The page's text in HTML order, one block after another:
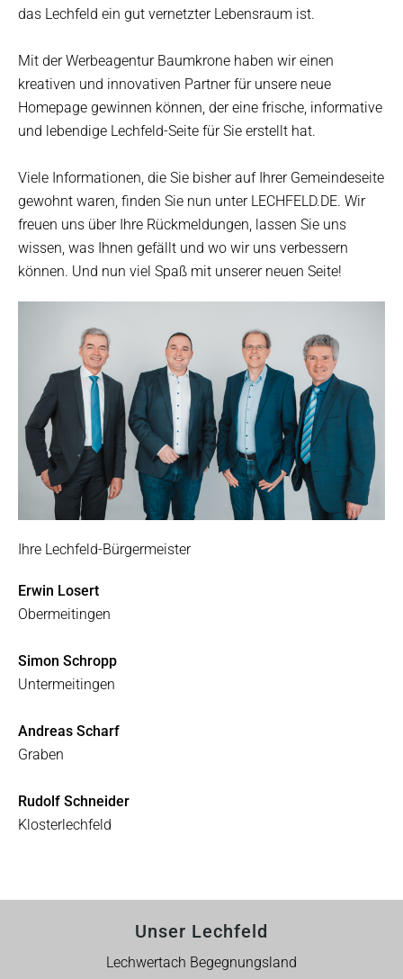
das Lechfeld ein gut vernetzter Lebensraum ist.
Mit derWerbeagentur Baumkrone haben wir einen
kreativen und innovativen Partner für unsere neue
Homepage gewinnen können, der eine frische, informative
und lebendige Lechfeld-Seite für Sie erstellt hat.
Viele Informationen, die Sie bisher auf Ihrer Gemeindeseite
gewohnt waren, finden Sie nun unter LECHFELD.DE. Wir
freuen uns über Ihre Rückmeldungen, lassen Sie uns
wissen, was Ihnen gefällt und wo wir uns verbessern
können. Und nun viel Spaß mit unserer neuen Seite!
Ihre Lechfeld-Bürgermeister
Erwin Losert
Obermeitingen
Simon Schropp
Untermeitingen
Andreas Scharf
Graben
Rudolf Schneider
Klosterlechfeld
Unser Lechfeld
Lechwertach Begegnungsland